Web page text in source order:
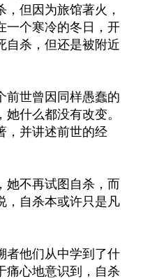
但因为旅馆著火，
一个寒冷的冬日，开
自杀，但还是被附近
前世曾因同样愚蠢的
什么都没有改变。
，并讲述前世的经
她不再试图自杀，而
，自杀本或许只是凡
者他们从中学到了什
痛心地意识到，自杀